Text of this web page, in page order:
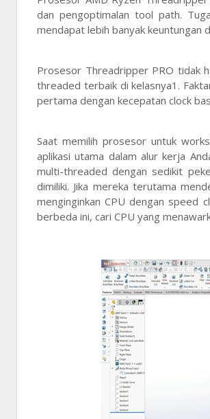
dan pengoptimalan tool path.
mendapat lebih banyak keuntungan
Prosesor Threadripper PRO tidak
threaded terbaik di kelasnya1.
pertama dengan kecepatan clock
Saat memilih prosesor untuk
aplikasi utama dalam alur kerja
multi-threaded dengan sedikit
dimiliki. Jika mereka terutama
menginginkan CPU dengan speed
berbeda ini, cari CPU yang